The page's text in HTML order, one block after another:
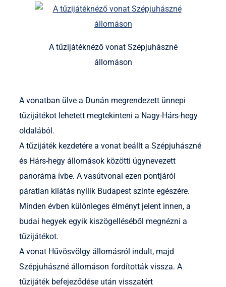
A tűzijátéknéző vonat Szépjuhászné
állomáson
A vonatban ülve a Dunán megrendezett ünnepi
tűzijátékot lehetett megtekinteni a Nagy-Hárs-hegy
oldalából.
A tűzijáték kezdetére a vonat beállt a Szépjuhászné
és Hárs-hegy állomások közötti úgynevezett
panoráma ívbe. A vasútvonal ezen pontjáról
páratlan kilátás nyílik Budapest szinte egészére.
Minden évben különleges élményt jelent innen, a
budai hegyek egyik kiszögelléséből megnézni a
tűzijátékot.
A vonat Hűvösvölgy állomásról indult, majd
Szépjuhászné állomáson fordították vissza. A
tűzijáték befejeződése után visszatért